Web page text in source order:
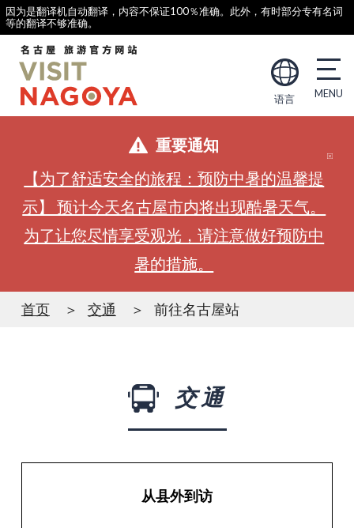
因为是翻译机自动翻译，内容不保证100％准确。此外，有时部分专有名词
等的翻译不够准确。
语言
重要通知
【为了舒适安全的旅程：预防中暑的温馨提
示】 预计今天名古屋市内将出现酷暑天气。
为了让您尽情享受观光，请注意做好预防中
暑的措施。
首页 交通 前往名古屋站
交通
从县外到访